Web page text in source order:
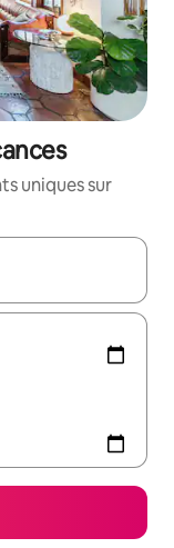
uniques sur
flèches vers le